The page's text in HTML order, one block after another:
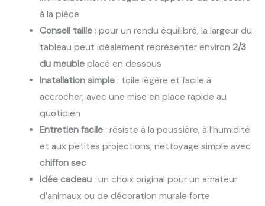
à la pièce
Conseil taille: pour un rendu équilibré, la largeur du
tableau peut idéalement représenter environ 2/3
du meubleplacé en dessous
Installation simple: toile légère et facile à
accrocher, avec une mise en place rapide au
quotidien
Entretien facile: résiste à la poussière, à l’humidité
et aux petites projections, nettoyage simple avec
chiffon sec
Idée cadeau: un choix original pour un amateur
d’animaux ou de décoration murale forte